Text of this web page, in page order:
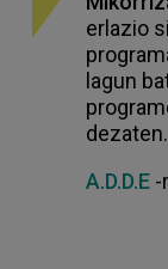
erlazio
lagun
dezaten.
A.D.D.E -